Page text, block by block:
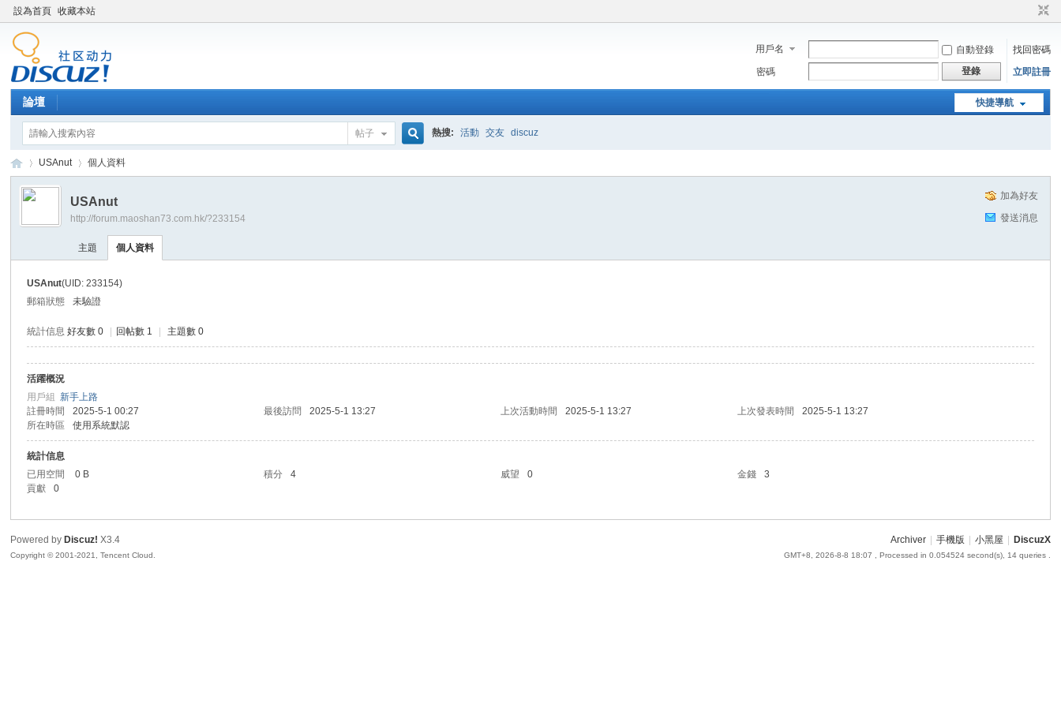
設為首頁 收藏本站
用戶名 自動登錄
找回密碼
密碼
登錄 立即註冊
快捷導航
論壇
帖子 熱搜: 活動 交友 discuz
uz!
›
USAnut 個人資料
加為好友
發送消息
USAnut
http://forum.maoshan73.com.hk/?233154
主題 個人資料
USAnut(UID: 233154)
郵箱狀態
未驗證
統計信息 好友數 0 回帖數 1 主題數 0
活躍概況
用戶組新手上路
註冊時間
2025-5-1 00:27 最後訪問 2025-5-1 13:27 上次活動時間 2025-5-1 13:27 上次發表時間
2025-5-1 13:27
所在時區
使用系統默認
統計信息
已用空間
0 B 積分 4 威望 0 金錢
3
貢獻
0
Archiver 手機版 小黑屋 DiscuzX
GMT+8, 2026-8-8 18:07 , Processed in 0.054524 second(s), 14 queries .
Powered by Discuz! X3.4
Copyright © 2001-2021, Tencent Cloud.